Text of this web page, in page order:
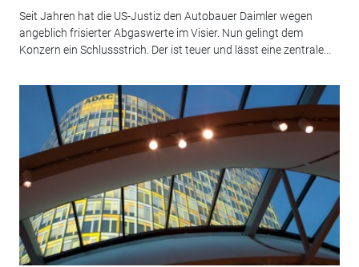
Seit Jahren hat die US-Justiz den Autobauer Daimler wegen
angeblich frisierter Abgaswerte im Visier. Nun gelingt dem
Konzern ein Schlussstrich. Der ist teuer und lässt eine zentrale...